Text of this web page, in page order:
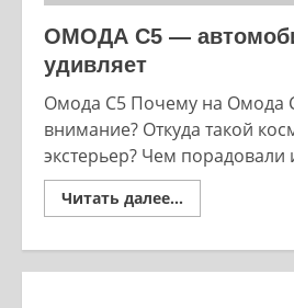
ОМОДА С5 —
удивляет
Омода С5 Почему на Омода
внимание? Откуда такой
экстерьер? Чем порадовали
Читать далее...
more
—